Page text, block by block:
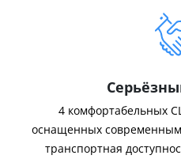
4 комфортабельных
оснащенных
транспортная